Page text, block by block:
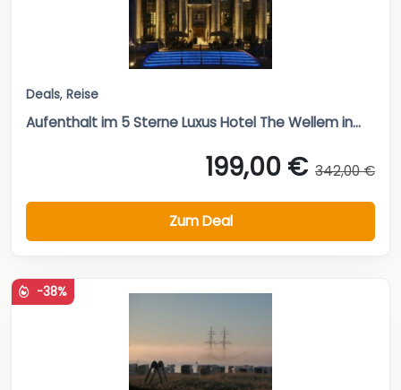
Deals, Reise
Aufenthalt im 5 Sterne Luxus Hotel The Wellem in...
199,00 € 342,00 €
Zum Deal
-38%